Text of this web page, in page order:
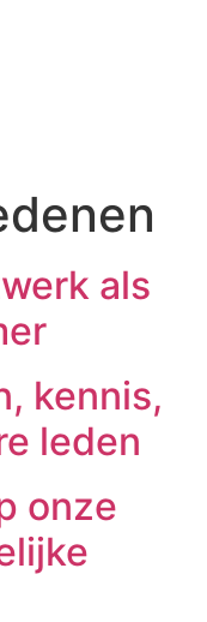
als
kennis,
leden
onze